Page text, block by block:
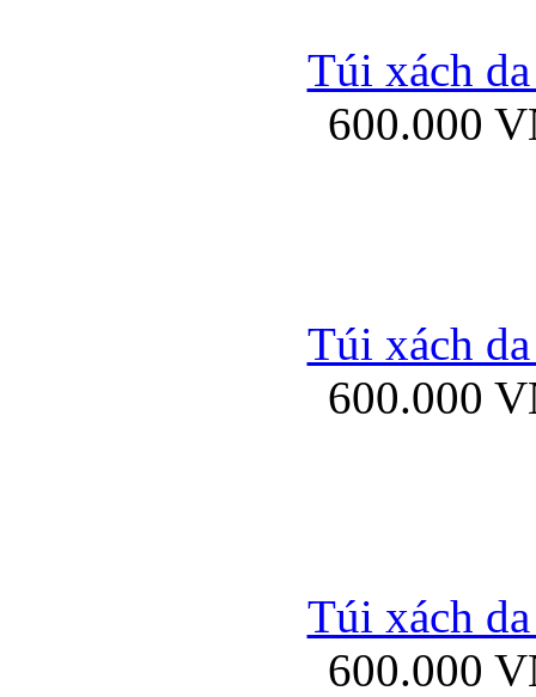
Ốp lưng silicon
Ốp lưng Samsung
Túi xách
600.000
Túi xách
600.000
Túi xách
600.000